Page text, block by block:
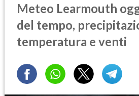
Meteo Learmouth
del tempo,
temperatura e venti